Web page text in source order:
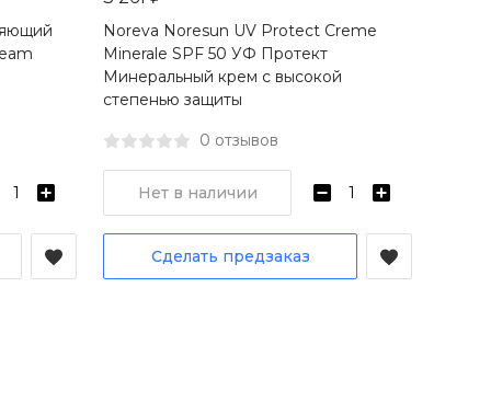
Noreva Noresun UV Protect Creme
Minerale SPF 50 УФ Протект
Минеральный крем с высокой
степенью защиты
0 отзывов
Нет в наличии
Сделать предзаказ